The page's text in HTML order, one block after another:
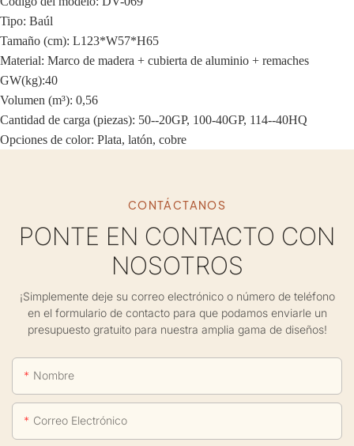
Tipo: Baúl
Tamaño (cm): L123*W57*H65
Material: Marco de madera + cubierta de aluminio + remaches
GW(kg):40
Volumen (m³): 0,56
Cantidad de carga (piezas): 50--20GP, 100-40GP, 114--40HQ
Opciones de color: Plata, latón, cobre
CONTÁCTANOS
PONTE EN CONTACTO CON
NOSOTROS
¡Simplemente deje su correo electrónico o número de teléfono
en el formulario de contacto para que podamos enviarle un
presupuesto gratuito para nuestra amplia gama de diseños!
Nombre
Correo Electrónico